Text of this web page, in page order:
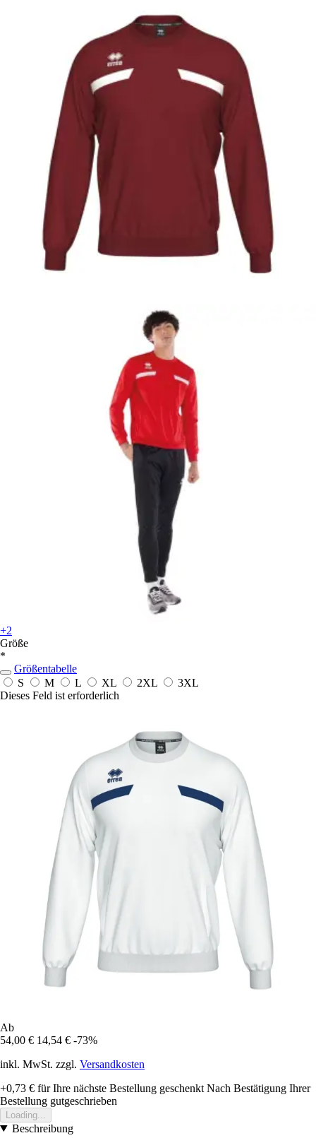
+2
Größe
*
Größentabelle
S
M L XL 2XL
3XL
Dieses Feld ist erforderlich
Ab
54,00 € 14,54 € -73%
inkl. MwSt. zzgl. Versandkosten
+0,73 € für Ihre nächste Bestellung geschenkt Nach Bestätigung Ihrer
Bestellung gutgeschrieben
Loading...
Beschreibung